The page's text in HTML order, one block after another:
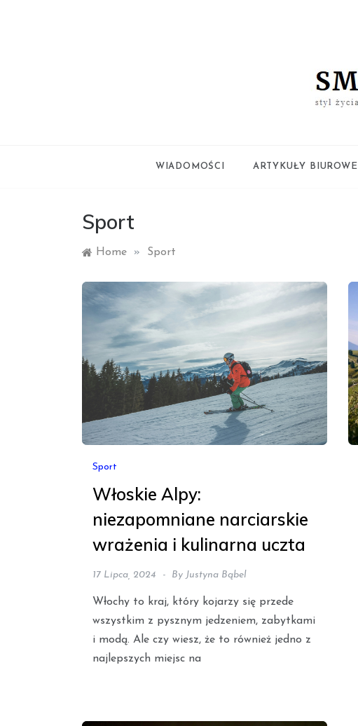
WIADOMOŚCI ARTYKUŁY BIUROWE
Sport
Home » Sport
Sport
Włoskie Alpy:
niezapomniane narciarskie
wrażenia i kulinarna uczta
17 Lipca, 2024 By Justyna Bąbel
Włochy to kraj, który kojarzy się przede
wszystkim z pysznym jedzeniem, zabytkami
i modą. Ale czy wiesz, że to również jedno z
najlepszych miejsc na